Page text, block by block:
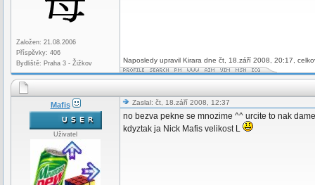
Založen: 21.08.2006
Příspěvky: 406
Bydliště: Praha 3 - Žižkov
Naposledy upravil Kirara dne čt, 18.září 2008, 20:17,
Mafis
Uživatel
Zaslal: čt, 18.září 2008, 12:37
no bezva pekne se mnozime ^^ urcite to nak
kdyztak ja Nick Mafis velikost L